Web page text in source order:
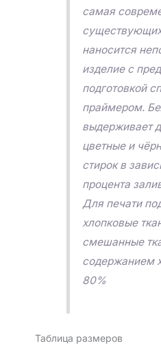
самая
наносится
изделие с
подготовкой
праймером.
выдерживает
цветные и
стирок в
процента
Для печати
хлопковые
смешанные
содержанием
80%
Таблица размеров